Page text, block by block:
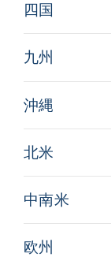
四国
九州
沖縄
北米
中南米
欧州